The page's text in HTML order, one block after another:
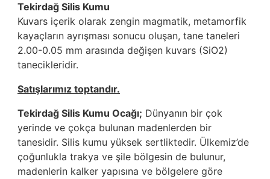
Tekirdağ Silis Kumu
Kuvars içerik olarak zengin magmatik, metamorfik
kayaçların ayrışması sonucu oluşan, tane taneleri
2.00-0.05 mm arasında değişen kuvars (SiO2)
tanecikleridir.
Satışlarımız toptandır.
Tekirdağ Silis Kumu Ocağı; Dünyanın bir çok
yerinde ve çokça bulunan madenlerden bir
tanesidir. Silis kumu yüksek sertliktedir. Ülkemiz’de
çoğunlukla trakya ve şile bölgesin de bulunur,
madenlerin kalker yapısına ve bölgelere göre